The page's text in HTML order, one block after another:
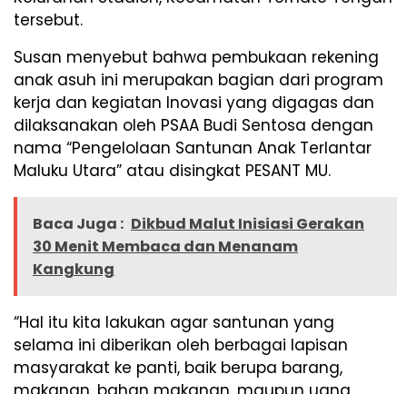
tersebut.
Susan menyebut bahwa pembukaan rekening
anak asuh ini merupakan bagian dari program
kerja dan kegiatan Inovasi yang digagas dan
dilaksanakan oleh PSAA Budi Sentosa dengan
nama “Pengelolaan Santunan Anak Terlantar
Maluku Utara” atau disingkat PESANT MU.
Baca Juga : Dikbud Malut Inisiasi Gerakan
30 Menit Membaca dan Menanam
Kangkung
“Hal itu kita lakukan agar santunan yang
selama ini diberikan oleh berbagai lapisan
masyarakat ke panti, baik berupa barang,